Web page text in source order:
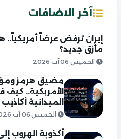
آخر الاضافات
إيران ترفض عرضاً
مأزق جديد؟
الخميس 06 آب 2026
مضيق هرمز
الأمريكية..
الميدانية
الخميس 06 آب 2026
أكذوبة الهروب